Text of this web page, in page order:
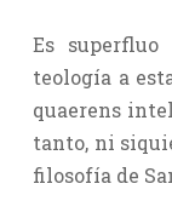
Es
teología a
quaerens
tanto, ni
filosofía de